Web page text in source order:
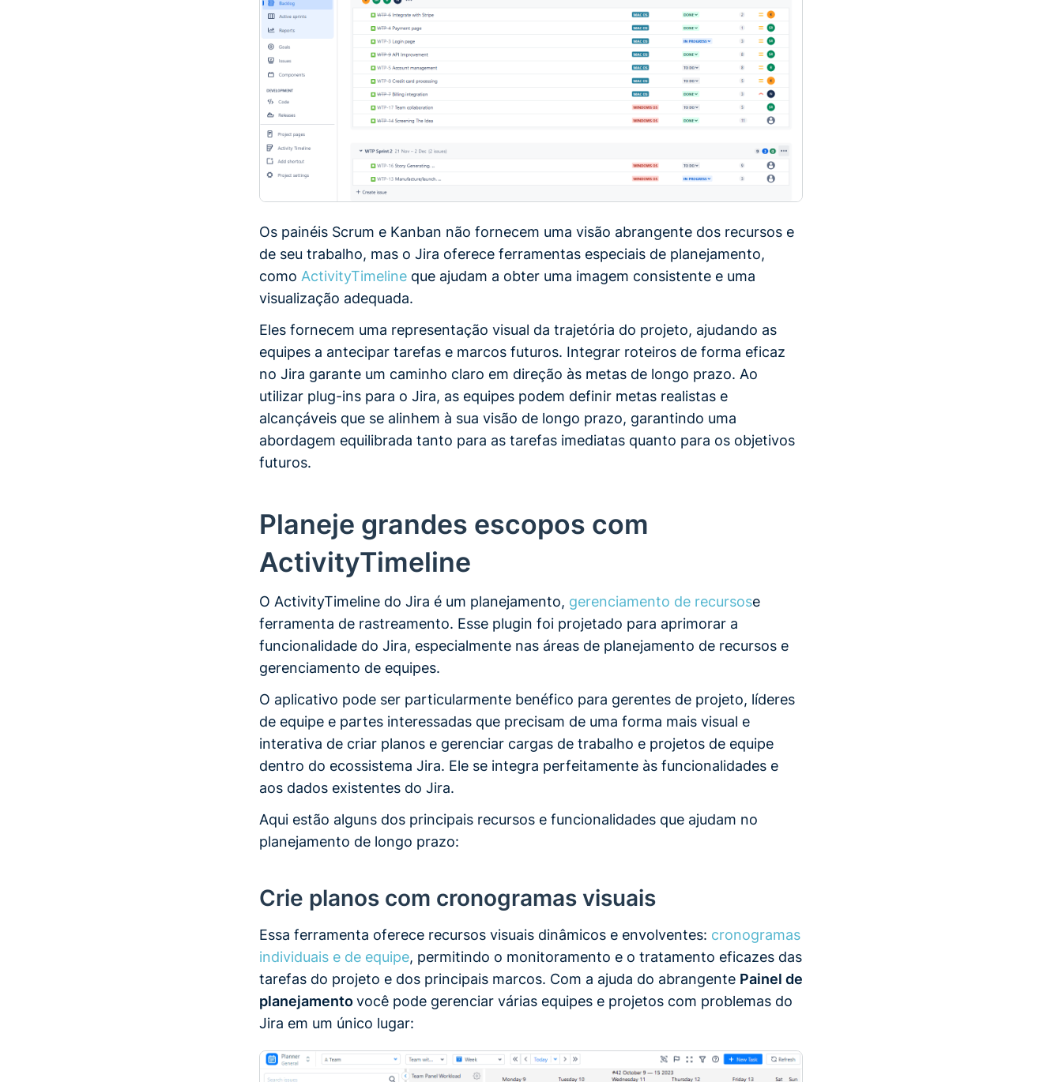
Os painéis Scrum e Kanban não fornecem uma visão abrangente dos recursos e
de seu trabalho, mas o Jira oferece ferramentas especiais de planejamento,
como ActivityTimeline que ajudam a obter uma imagem consistente e uma
visualização adequada.
Eles fornecem uma representação visual da trajetória do projeto, ajudando as
equipes a antecipar tarefas e marcos futuros. Integrar roteiros de forma eficaz
no Jira garante um caminho claro em direção às metas de longo prazo. Ao
utilizar plug-ins para o Jira, as equipes podem definir metas realistas e
alcançáveis que se alinhem à sua visão de longo prazo, garantindo uma
abordagem equilibrada tanto para as tarefas imediatas quanto para os objetivos
futuros.
Planeje grandes escopos com
ActivityTimeline
O ActivityTimeline do Jira é um planejamento, gerenciamento de recursose
ferramenta de rastreamento. Esse plugin foi projetado para aprimorar a
funcionalidade do Jira, especialmente nas áreas de planejamento de recursos e
gerenciamento de equipes.
O aplicativo pode ser particularmente benéfico para gerentes de projeto, líderes
de equipe e partes interessadas que precisam de uma forma mais visual e
interativa de criar planos e gerenciar cargas de trabalho e projetos de equipe
dentro do ecossistema Jira. Ele se integra perfeitamente às funcionalidades e
aos dados existentes do Jira.
Aqui estão alguns dos principais recursos e funcionalidades que ajudam no
planejamento de longo prazo:
Crie planos com cronogramas visuais
Essa ferramenta oferece recursos visuais dinâmicos e envolventes: cronogramas
individuais e de equipe, permitindo o monitoramento e o tratamento eficazes das
tarefas do projeto e dos principais marcos. Com a ajuda do abrangente Painel de
planejamentovocê pode gerenciar várias equipes e projetos com problemas do
Jira em um único lugar: